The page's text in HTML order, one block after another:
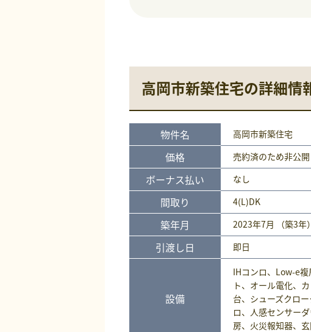
高岡市新築住宅の詳細情
物件名 高岡市新築住宅
価格 売約済のため非公開
ボーナス払い なし
間取り 4(L)DK
築年月 2023年7月 （築3年）
引渡し日 即日
設備
IHコンロ、Low-e
ト、オール電化、
台、シューズクロ
ロ、人感センサー
房、火災報知器、